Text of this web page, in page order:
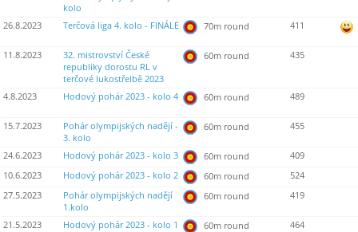
kolo
26.8.2023 Terčová liga 4. kolo - FINÁLE 70m round 411
11.8.2023
32. mistrovství České
republiky dorostu RL v
terčové lukostřelbě 2023
60m round 435
4.8.2023 Hodový pohár 2023 - kolo 4 60m round 489
15.7.2023
Pohár olympijských nadějí -
3. kolo
60m round 455
24.6.2023 Hodový pohár 2023 - kolo 3 60m round
409
10.6.2023
Hodový pohár 2023 - kolo 2 60m round
524
27.5.2023
Pohár olympijských nadějí
1.kolo
60m round 419
21.5.2023 Hodový pohár 2023 - kolo 1 60m round
464